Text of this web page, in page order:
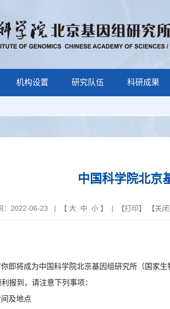
机构设置 研究队伍 科研成果
中国科学院北京
：2022-06-23 | 【 大 中 小 】 | 【打印】 【关闭
将成为中国科学院北京基因组研究所（国家生
报到，请注意下列事项：
及地点